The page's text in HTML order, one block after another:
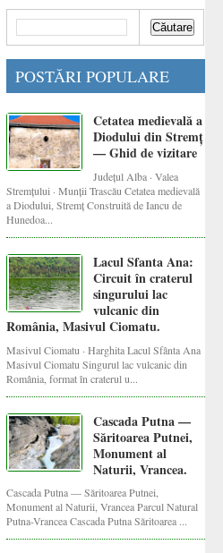
POSTĂRI POPULARE
Cetatea medievală a
Diodului din Stremț
— Ghid de vizitare
Județul Alba · Valea
Stremțului · Munții Trascău Cetatea medievală
a Diodului, Stremț Construită de Iancu de
Hunedoa...
Lacul Sfanta Ana:
Circuit în craterul
singurului lac
vulcanic din
România, Masivul Ciomatu.
Masivul Ciomatu · Harghita Lacul Sfânta Ana
Masivul Ciomatu Singurul lac vulcanic din
România, format în craterul u...
Cascada Putna —
Săritoarea Putnei,
Monument al
Naturii, Vrancea.
Cascada Putna — Săritoarea Putnei,
Monument al Naturii, Vrancea Parcul Natural
Putna-Vrancea Cascada Putna Săritoarea ...